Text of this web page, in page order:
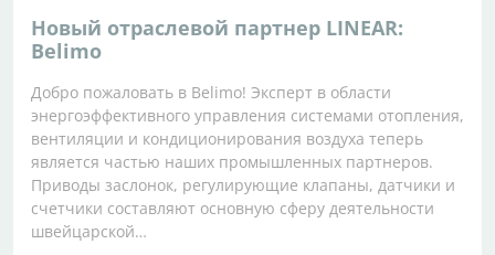
Новый отраслевой партнер LINEAR:
Belimo
Добро пожаловать в Belimo! Эксперт в области
энергоэффективного управления системами отопления,
вентиляции и кондиционирования воздуха теперь
является частью наших промышленных партнеров.
Приводы заслонок, регулирующие клапаны, датчики и
счетчики составляют основную сферу деятельности
швейцарской…